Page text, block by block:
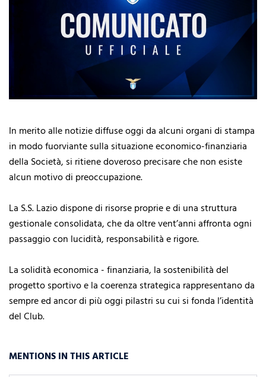
In merito alle notizie diffuse oggi da alcuni organi di stampa
in modo fuorviante sulla situazione economico-finanziaria
della Società, si ritiene doveroso precisare che non esiste
alcun motivo di preoccupazione.
La S.S. Lazio dispone di risorse proprie e di una struttura
gestionale consolidata, che da oltre vent’anni affronta ogni
passaggio con lucidità, responsabilità e rigore.
La solidità economica - finanziaria, la sostenibilità del
progetto sportivo e la coerenza strategica rappresentano da
sempre ed ancor di più oggi pilastri su cui si fonda l’identità
del Club.
MENTIONS IN THIS ARTICLE